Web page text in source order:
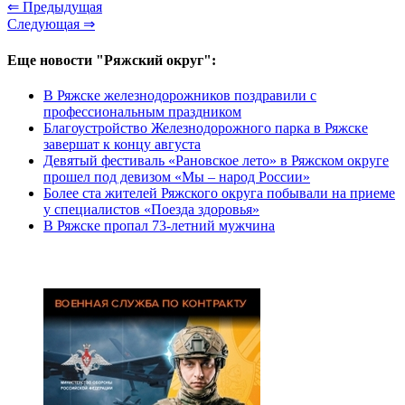
⇐ Предыдущая
Следующая ⇒
Еще новости "Ряжский округ":
В Ряжске железнодорожников поздравили с
профессиональным праздником
Благоустройство Железнодорожного парка в Ряжске
завершат к концу августа
Девятый фестиваль «Рановское лето» в Ряжском округе
прошел под девизом «Мы – народ России»
Более ста жителей Ряжского округа побывали на приеме
у специалистов «Поезда здоровья»
В Ряжске пропал 73-летний мужчина